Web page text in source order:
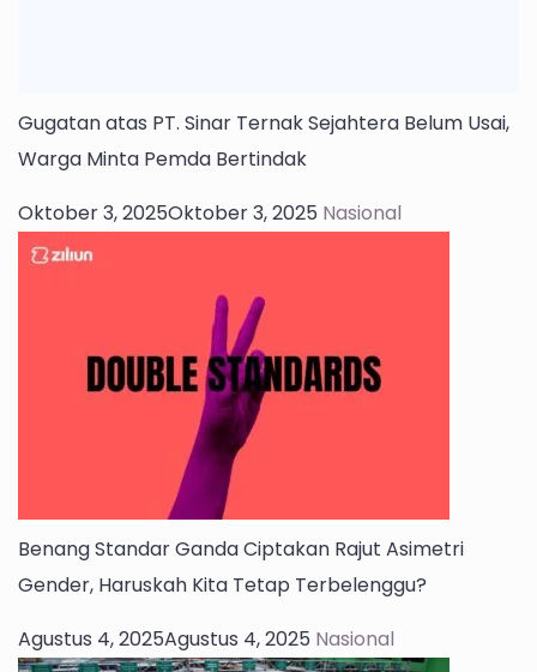
Gugatan atas PT. Sinar Ternak Sejahtera Belum Usai,
Warga Minta Pemda Bertindak
Oktober 3, 2025Oktober 3, 2025 Nasional
Benang Standar Ganda Ciptakan Rajut Asimetri
Gender, Haruskah Kita Tetap Terbelenggu?
Agustus 4, 2025Agustus 4, 2025 Nasional